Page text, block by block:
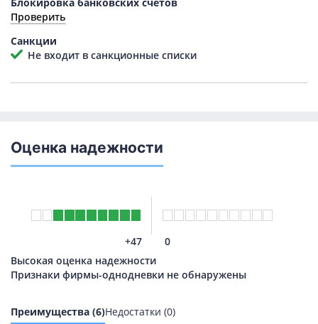
Проверить
Санкции
Не входит в санкционные списки
Оценка надежности
+47
0
Высокая оценка надежности
Признаки фирмы-однодневки не обнаружены
Преимущества (6)Недостатки (0)